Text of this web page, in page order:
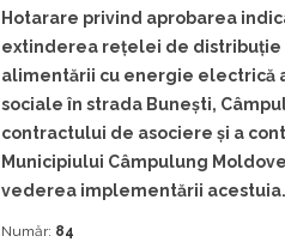
Hotarare privind aprobarea
extinderea rețelei de
alimentării cu energie electrică
sociale în strada Bunești,
contractului de asociere și a
Municipiului Câmpulung
vederea implementării acestuia.
Număr: 84